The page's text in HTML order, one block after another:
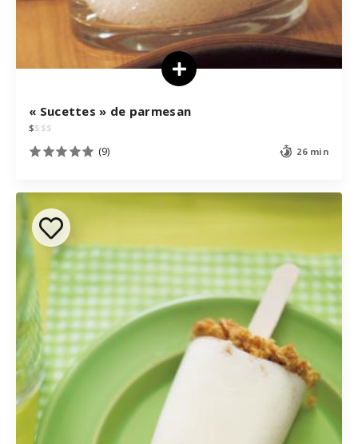
« Sucettes » de parmesan
$$ $$
(9) 26 min